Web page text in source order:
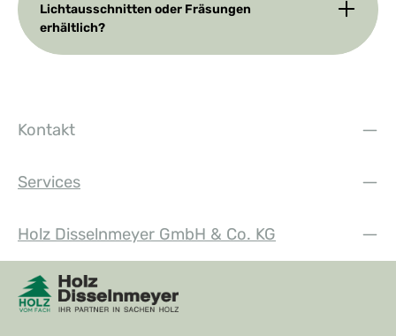
Lichtausschnitten oder Fräsungen
erhältlich?
Kontakt
Services
Holz Disselnmeyer GmbH & Co. KG